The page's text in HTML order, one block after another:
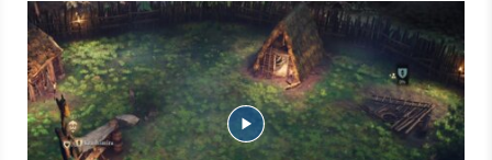
bewahren. Manchmal verlangt das Spiel sogar von euch,
wirklich grausame Entscheidungen zu fällen. Die Geschichte
wird dabei in solchen Zwischensequenzen vorangetrieben, die
ihr regelmäßig zu sehen bekommt. Hier haben wir die
allererste für euch in voller Länge.